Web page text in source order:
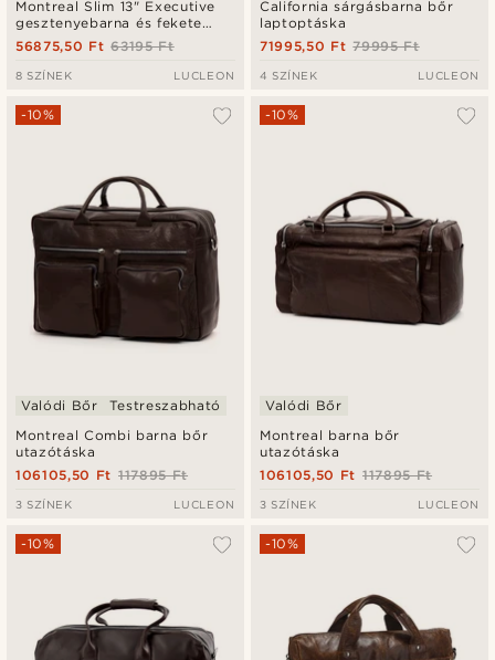
Montreal Slim 13" Executive
gesztenyebarna és fekete
bőrtáska
63195 Ft
56875,50 Ft
8 SZÍNEK LUCLEON
California sárgásbarna bőr
laptoptáska
79995 Ft
71995,50 Ft
4 SZÍNEK LUCLEON
Montreal Combi barna bőr
utazótáska
-10%
Valódi Bőr Testreszabható
117895 Ft
106105,50 Ft
3 SZÍNEK LUCLEON
Montreal barna bőr
utazótáska
-10%
Valódi Bőr
117895 Ft
106105,50 Ft
3 SZÍNEK LUCLEON
-10% -10%